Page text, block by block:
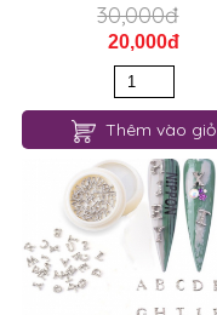
30,000đ
20,000đ
Thêm vào giỏ